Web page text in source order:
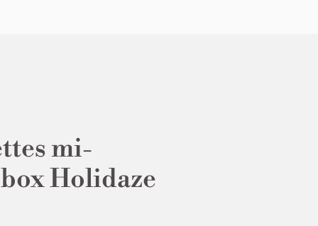
mi-
Holidaze